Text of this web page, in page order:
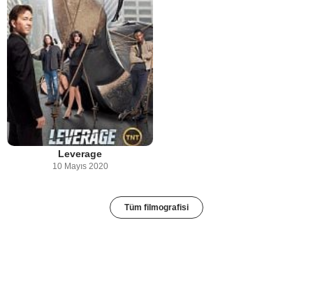
Leverage
10 Mayıs 2020
Tüm filmografisi